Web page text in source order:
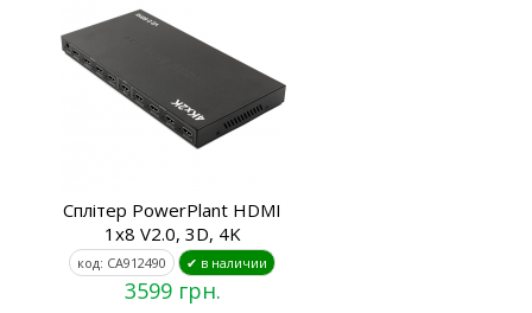
Сплітер PowerPlant HDMI
1x8 V2.0, 3D, 4K
код: CA912490 ✔ в наличии
3599 грн.